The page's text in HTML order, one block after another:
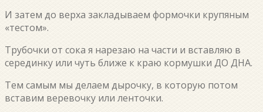
И затем до верха закладываем формочки крупяным
«тестом».
Трубочки от сока я нарезаю на части и вставляю в
серединку или чуть ближе к краю кормушки ДО ДНА.
Тем самым мы делаем дырочку, в которую потом
вставим веревочку или ленточки.